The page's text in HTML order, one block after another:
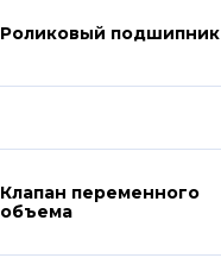
Роликовый подшипник
Клапан переменного
объема